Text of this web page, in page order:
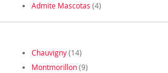
Admite Mascotas (4)
Chauvigny(14)
Montmorillon(9)